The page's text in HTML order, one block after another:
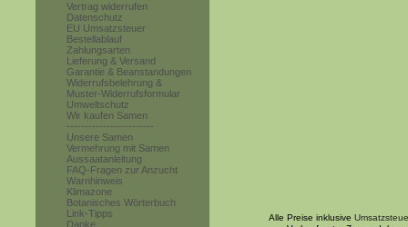
Vertrag widerrufen
Datenschutz
EU Umsatzsteuer
Bestellablauf
Zahlungsarten
Lieferung & Versand
Garantie & Beanstandungen
Widerrufsbelehrung &
Muster-Widerrufsformular
Umweltschutz
Wir kaufen Samen
------------------------
Unsere Samen
Vermehrung mit Samen
Aussaatanleitung
FAQ-Fragen zur Anzucht
Warnhinweis
Klimazone
Botanisches Wörterbuch
Link-Tipps
Danke
Alle Preise inklusive